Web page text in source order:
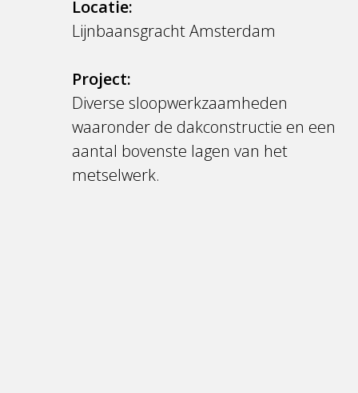
Locatie:
Lijnbaansgracht Amsterdam
Project:
Diverse sloopwerkzaamheden
waaronder de dakconstructie en een
aantal bovenste lagen van het
metselwerk.